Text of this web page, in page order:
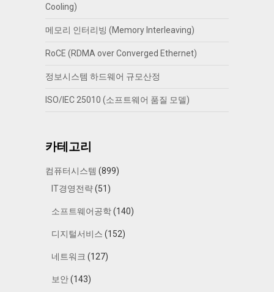
Cooling)
메모리 인터리빙 (Memory Interleaving)
RoCE (RDMA over Converged Ethernet)
정보시스템 하드웨어 규모산정
ISO/IEC 25010 (소프트웨어 품질 모델)
카테고리
컴퓨터시스템 (899)
IT경영전략(51)
소프트웨어공학(140)
디지털서비스 (152)
네트워크 (127)
보안(143)